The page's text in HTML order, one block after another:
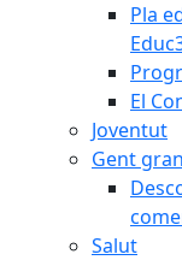
Pla
El
Joventut
Gent gran
Salut